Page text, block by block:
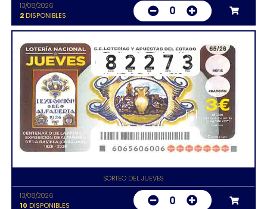
13/08/2026
2DISPONIBLES 0
SORTEO DEL JUEVES
13/08/2026
10 DISPONIBLES 0